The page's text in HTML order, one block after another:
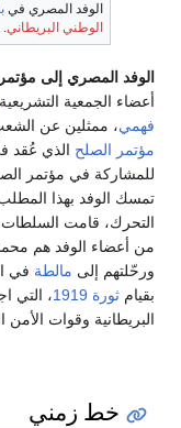
الوفد المصري في
الوطني البريطاني.
الوفد المصري إلى مؤتمر
أعضاء الجمعية التشريعية
فهمي، ممثلين عن
مؤتمر الصلح الذي عُقد
للمشاركة في مؤتمر
تمسك الوفد بهذا
التحرك، قامت السلطات
من أعضاء الوفد هم
ورحّلتهم إلى مالطة
بقيام ثورة 1919
، التي
البريطانية وقوات
خط زمني